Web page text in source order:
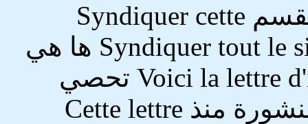
النسيج Sur le Web ترخيص هذا القسم Syndiquer cette
rubrique ترخيص كامل الموقع Syndiquer tout le site ها هي
نشرة الموقع Voici la lettre d'information du site تحصي
هذه النشرة المقالات والأخبار المنشورة منذ Cette lettre